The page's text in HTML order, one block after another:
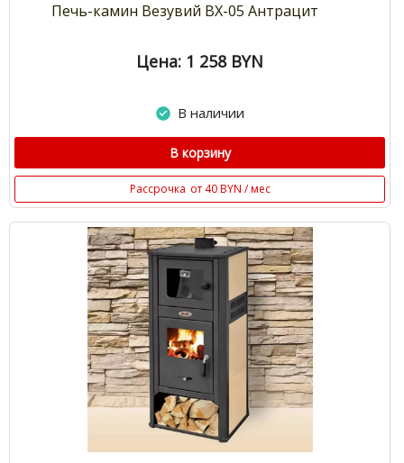
Печь-камин Везувий ВХ-05 Антрацит
Цена: 1 258 BYN
В наличии
В корзину
Рассрочка от 40 BYN / мес